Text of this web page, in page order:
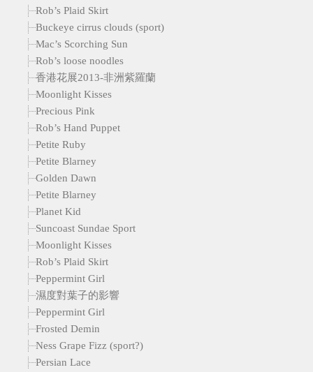
Rob’s Plaid Skirt
Buckeye cirrus clouds (sport)
Mac’s Scorching Sun
Rob’s loose noodles
香港花展2013-非洲紫羅蘭
Moonlight Kisses
Precious Pink
Rob’s Hand Puppet
Petite Ruby
Petite Blarney
Golden Dawn
Petite Blarney
Planet Kid
Suncoast Sundae Sport
Moonlight Kisses
Rob’s Plaid Skirt
Peppermint Girl
濕度對葉子的影響
Peppermint Girl
Frosted Demin
Ness Grape Fizz (sport?)
Persian Lace